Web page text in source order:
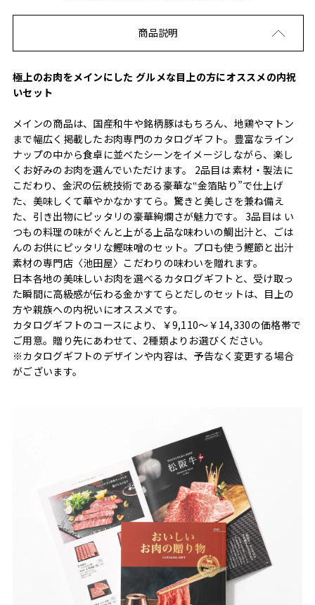
商品説明
極上のお肉をメインにした グルメな目上の方にオススメの内祝
いセット
メインの商品は、国産和牛や銘柄豚はもちろん、地鶏やマトン
まで幅広く掲載したお肉専門のカタログギフト。豊富なライン
ナップの中から食卓に並べたシーンをイメージしながら、楽し
くお好みのお肉を選んでいただけます。 2品目は 素材・製法に
こだわり、金沢の伝統技術である豪華な‟金箔貼り”で仕上げ
た、美味しくて華やかなかすてら。驚きと美しさを兼ね備え
た、引き出物にピッタリの豪華絢爛さが魅力です。 3品目は い
つもの料理の味がぐんと上がる上品な味わいの鯛出汁と、ごは
んのお供にピッタリな鰹味噌のセット。プロも使う鰹節と出汁
素材の専門店〈池田屋〉こだわりの味わいを贈れます。
日本各地の美味しいお肉を選べるカタログギフトと、受け取っ
た瞬間に高級感が伝わる金かすてらとだしのセットは、目上の
方や親族への内祝いにオススメです。
カタログギフトのコースにより、￥9,110〜￥14,330の価格帯で
ご用意。贈り先にあわせて、2種類よりお選びください。
※カタログギフトのデザインや内容は、予告なく変更する場合
がございます。